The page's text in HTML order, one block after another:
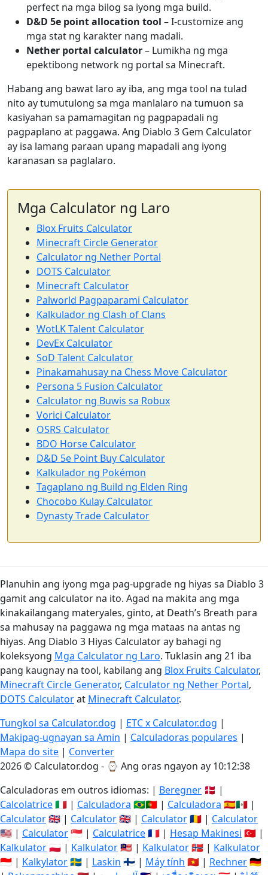
perfect na mga bilog sa iyong mga build.
D&D 5e point allocation tool – I-customize ang
mga stat ng karakter nang madali.
Nether portal calculator– Lumikha ng mga
epektibong network ng portal sa Minecraft.
Habang ang bawat laro ay iba, ang mga tool na tulad
nito ay tumutulong sa mga manlalaro na tumuon sa
kasiyahan sa pamamagitan ng pagpapadali ng
pagpaplano at paggawa. Ang Diablo 3 Gem Calculator
ay isa lamang paraan upang mapadali ang iyong
karanasan sa paglalaro.
Mga Calculator ng Laro
Blox Fruits Calculator
Minecraft Circle Generator
Calculator ng Nether Portal
DOTS Calculator
Minecraft Calculator
Palworld Pagpaparami Calculator
Kalkulador ng Clash of Clans
WotLK Talent Calculator
DevEx Calculator
SoD Talent Calculator
Pinakamahusay na Chess Move Calculator
Persona 5 Fusion Calculator
Calculator ng Buwis sa Robux
Vorici Calculator
OSRS Calculator
BDO Horse Calculator
D&D 5e Point Buy Calculator
Kalkulador ng Pokémon
Tagaplano ng Build ng Elden Ring
Chocobo Kulay Calculator
Dynasty Trade Calculator
Planuhin ang iyong mga pag-upgrade ng hiyas sa Diablo 3
gamit ang calculator na ito. Agad na makita ang mga
kinakailangang materyales, ginto, at Death’s Breath para
sa mahusay na paggawa ng mga mataas na antas ng
hiyas. Ang Diablo 3 Hiyas Calculator ay bahagi ng
koleksyong Mga Calculator ng Laro. Tuklasin ang 21 iba
pang kaugnay na tool, kabilang ang Blox Fruits Calculator,
Minecraft Circle Generator, Calculator ng Nether Portal,
DOTS Calculatorat Minecraft Calculator.
Tungkol sa Calculator.dog | ETC x Calculator.dog |
Makipag-ugnayan sa Amin | Calculadoras populares |
Mapa do site | Converter
2026 © Calculator.dog - ⌚ Ang oras ngayon ay 10:12:38
Calculadoras em outros idiomas: | Beregner 🇩🇰 |
Calcolatrice🇮🇹 | Calculadora 🇧🇷🇵🇹 | Calculadora 🇪🇸🇲🇽 |
Calculator🇬🇧 | Calculator🇬🇧 | Calculator🇷🇴 | Calculator
🇺🇸 | Calculator🇸🇬 | Calculatrice🇫🇷 | Hesap Makinesi 🇹🇷 |
Kalkulator🇵🇱 | Kalkulator🇲🇾 | Kalkulator🇳🇴 | Kalkulator
🇮🇩 | Kalkylator🇸🇪 | Laskin 🇫🇮 | Máy tính 🇻🇳 | Rechner🇩🇪